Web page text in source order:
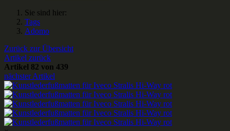
Sie sind hier:
Tags
Adomo
Zurück zur Übersicht
Artikel zurück
Artikel 82 von 439
nächster Artikel